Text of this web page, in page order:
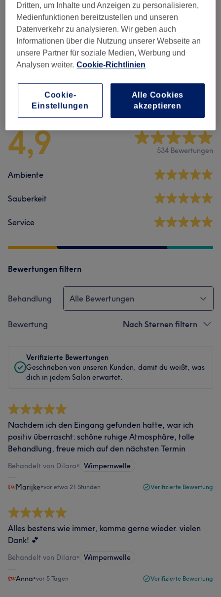
Gesichtsbehandlungen (7) ab 0,01 €
Zubuchbare Extras (1)
Augenbrauen & Wimpernbehandlungen (6) ab 15 €
Salonbewertungen
4,9 534 Bewertungen
Ambiente
Sauberkeit
Service
Bewertungen filtern
Behandlung Alle Bewertungen
Bewertung Nach Sternen filtern
Verifizierte Bewertungen
Geschrieben von unseren Kunden, damit du weißt, was
dich in jedem Salon erwartet.
Nachdem ich den Eingang gefunden hatte, war ich
positiv überrascht: schöne ruhige Atmosphäre, tolle
Behandlung, freue mich auf den nächsten Termin
Behandelt von Dilara• Wimpernwelle
Marijke•vor etwa 21 Stunden Verifizierte Bewertung
Alles bestens wie immer, komme gerne wieder. vielen
Dank! 💕
Behandelt von Dilara• Wimpernwelle
Anna•vor 5 Tagen Verifizierte Bewertung
Dritten, um Inhalte und Anzeigen zu personalisieren,
Medienfunktionen bereitzustellen und unseren
Datenverkehr zu analysieren. Wir geben auch
Informationen über die Nutzung unserer Webseite an
unsere Partner für soziale Medien, Werbung und
Analysen weiter. Cookie-Richtlinien
Cookie-
Einstellungen
Alle Cookies
akzeptieren